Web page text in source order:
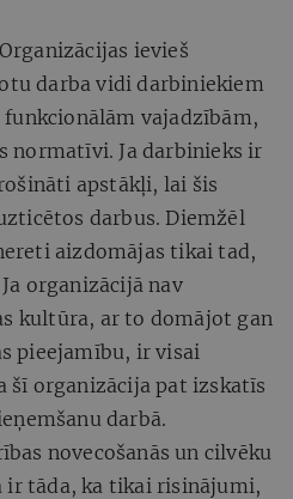
ievieš
darba vidi darbiniekiem
vajadzībām,
normatīvi. Ja darbinieks ir
apstākļi, lai šis
darbus. Diemžēl
aizdomājas tikai tad,
organizācijā nav
kultūra, ar to domājot gan
pieejamību, ir visai
šī organizācija pat izskatīs
darbā.
novecošanās un cilvēku
tāda, ka tikai risinājumi,